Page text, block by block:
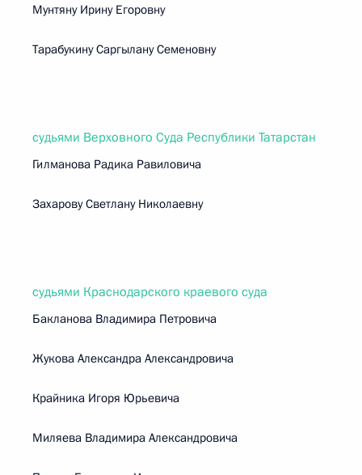
Мунтяну Ирину Егоровну
Тарабукину Саргылану Семеновну
судьями Верховного Суда Республики Татарстан
Гилманова Радика Равиловича
Захарову Светлану Николаевну
судьями Краснодарского краевого суда
Бакланова Владимира Петровича
Жукова Александра Александровича
Крайника Игоря Юрьевича
Миляева Владимира Александровича